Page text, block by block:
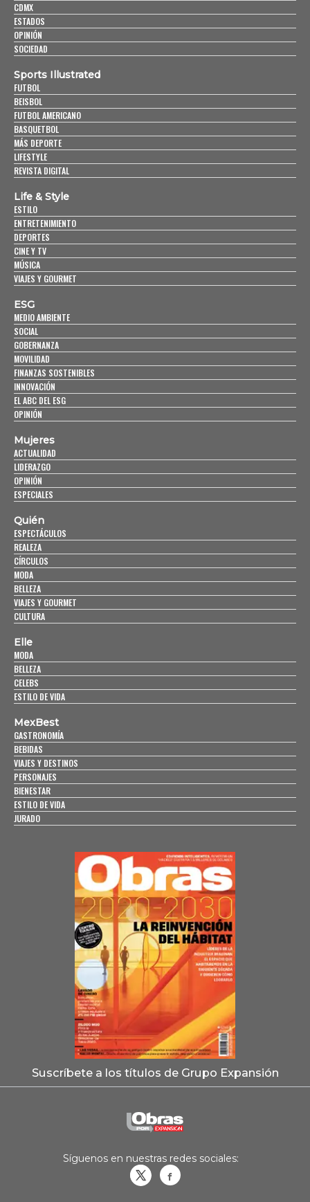
CDMX
ESTADOS
OPINIÓN
SOCIEDAD
Sports Illustrated
FUTBOL
BEISBOL
FUTBOL AMERICANO
BASQUETBOL
MÁS DEPORTE
LIFESTYLE
REVISTA DIGITAL
Life & Style
ESTILO
ENTRETENIMIENTO
DEPORTES
CINE Y TV
MÚSICA
VIAJES Y GOURMET
ESG
MEDIO AMBIENTE
SOCIAL
GOBERNANZA
MOVILIDAD
FINANZAS SOSTENIBLES
INNOVACIÓN
EL ABC DEL ESG
OPINIÓN
Mujeres
ACTUALIDAD
LIDERAZGO
OPINIÓN
ESPECIALES
Quién
ESPECTÁCULOS
REALEZA
CÍRCULOS
MODA
BELLEZA
VIAJES Y GOURMET
CULTURA
Elle
MODA
BELLEZA
CELEBS
ESTILO DE VIDA
MexBest
GASTRONOMÍA
BEBIDAS
VIAJES Y DESTINOS
PERSONAJES
BIENESTAR
ESTILO DE VIDA
JURADO
Suscríbete a los títulos de Grupo Expansión
Síguenos en nuestras redes sociales: